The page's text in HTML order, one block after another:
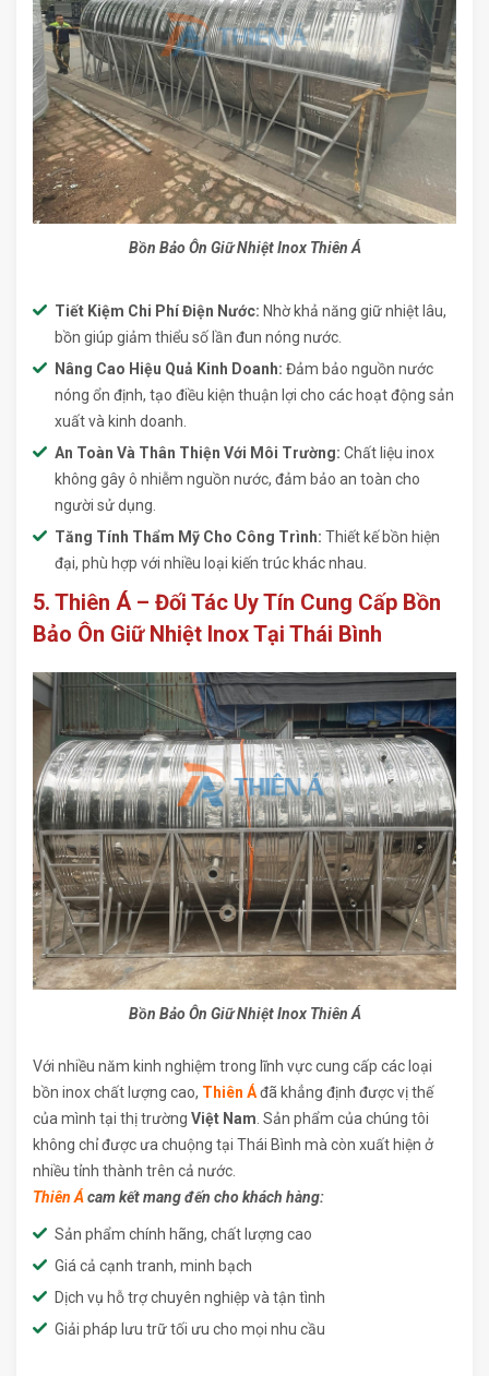
Bồn Bảo Ôn Giữ Nhiệt Inox Thiên Á
Tiết Kiệm Chi Phí Điện Nước: Nhờ khả năng giữ nhiệt lâu,
bồn giúp giảm thiểu số lần đun nóng nước.
Nâng Cao Hiệu Quả Kinh Doanh: Đảm bảo nguồn nước
nóng ổn định, tạo điều kiện thuận lợi cho các hoạt động sản
xuất và kinh doanh.
An Toàn Và Thân Thiện Với Môi Trường: Chất liệu inox
không gây ô nhiễm nguồn nước, đảm bảo an toàn cho
người sử dụng.
Tăng Tính Thẩm Mỹ Cho Công Trình: Thiết kế bồn hiện
đại, phù hợp với nhiều loại kiến trúc khác nhau.
5. Thiên Á – Đối Tác Uy Tín Cung Cấp Bồn
Bảo Ôn Giữ Nhiệt Inox Tại Thái Bình
Bồn Bảo Ôn Giữ Nhiệt Inox Thiên Á
Với nhiều năm kinh nghiệm trong lĩnh vực cung cấp các loại
bồn inox chất lượng cao, Thiên Áđã khẳng định được vị thế
của mình tại thị trường Việt Nam . Sản phẩm của chúng tôi
không chỉ được ưa chuộng tại Thái Bình mà còn xuất hiện ở
nhiều tỉnh thành trên cả nước.
Thiên Á cam kết mang đến cho khách hàng:
Sản phẩm chính hãng, chất lượng cao
Giá cả cạnh tranh, minh bạch
Dịch vụ hỗ trợ chuyên nghiệp và tận tình
Giải pháp lưu trữ tối ưu cho mọi nhu cầu